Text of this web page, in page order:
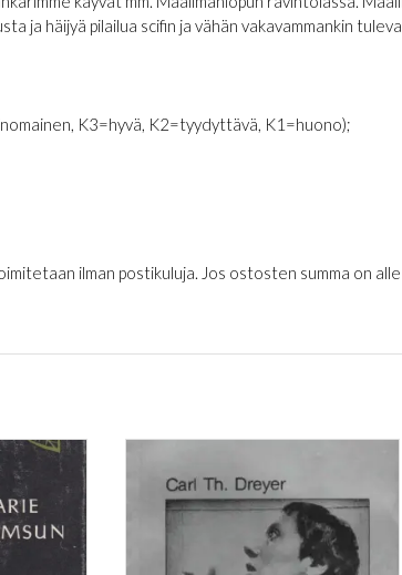
ja häijyä pilailua scifin ja vähän vakavammankin
K3=hyvä, K2=tyydyttävä, K1=huono);
ilman postikuluja. Jos ostosten summa on